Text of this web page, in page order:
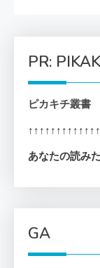
PR:
ピカキチ叢書
↑↑↑↑↑↑↑↑↑↑↑↑↑
あなたの読み
GA